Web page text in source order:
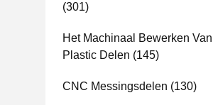
(301)
Het Machinaal Bewerken Van
Plastic Delen (145)
CNC Messingsdelen (130)